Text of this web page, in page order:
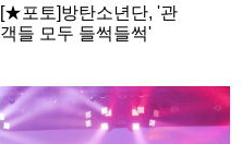
[★포토]방탄소년단, '관
객들 모두 들썩들썩'